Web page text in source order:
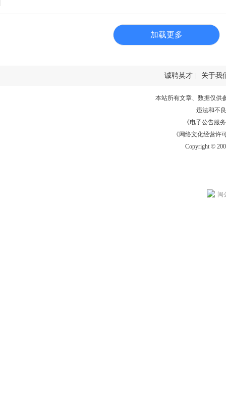
加载更多
诚聘英才 关于我
本站所有文章、数据仅供
违法和不
《电子公告服务
《网络文化经营许
Copyright ©
闽